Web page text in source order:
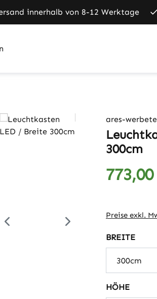
innerhalb von 8-12 Werktage
ares-
300cm
Regulärer
Preise exkl.
BREITE
HÖHE